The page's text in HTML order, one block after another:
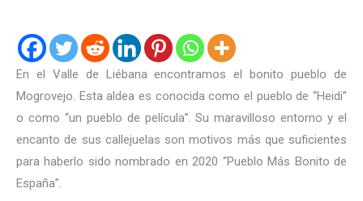
En el Valle de Liébana encontramos el bonito pueblo de
Mogrovejo. Esta aldea es conocida como el pueblo de “Heidi”
o como “un pueblo de película”. Su maravilloso entorno y el
encanto de sus callejuelas son motivos más que suficientes
para haberlo sido nombrado en 2020 “Pueblo Más Bonito de
España”.